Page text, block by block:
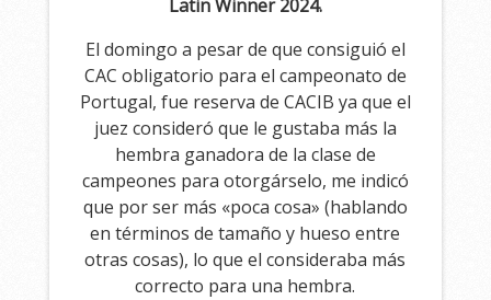
Latin Winner 2024.
El domingo a pesar de que consiguió el
CAC obligatorio para el campeonato de
Portugal, fue reserva de CACIB ya que el
juez consideró que le gustaba más la
hembra ganadora de la clase de
campeones para otorgárselo, me indicó
que por ser más «poca cosa» (hablando
en términos de tamaño y hueso entre
otras cosas), lo que el consideraba más
correcto para una hembra.